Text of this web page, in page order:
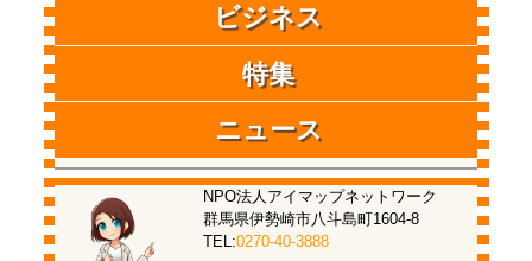
ビジネス
特集
ニュース
NPO法人アイマップネットワーク
群馬県伊勢崎市八斗島町1604-8
TEL:0270-40-3888